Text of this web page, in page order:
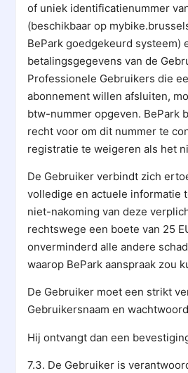
of uniek identificatienummer
(beschikbaar op
BePark goedgekeurd systeem)
betalingsgegevens van de
Professionele Gebruikers die
abonnement willen afsluiten,
btw-nummer opgeven. BePark
recht voor om dit nummer te
registratie te weigeren als het
De Gebruiker verbindt zich
volledige en actuele informatie
niet-nakoming van deze
rechtswege een boete van 25
onverminderd alle andere
waarop BePark aanspraak zou
De Gebruiker moet een strikt
Gebruikersnaam en
Hij ontvangt dan een
7.3. De Gebruiker is